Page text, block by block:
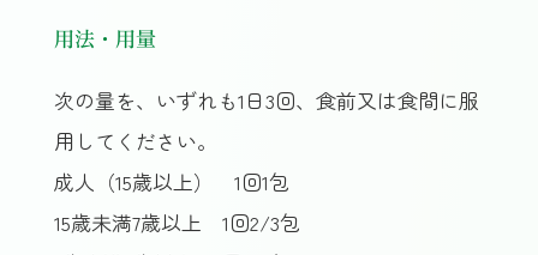
用法・用量
次の量を、いずれも1日3回、食前又は食間に服
用してください。
成人（15歳以上） 1回1包
15歳未満7歳以上 1回2/3包